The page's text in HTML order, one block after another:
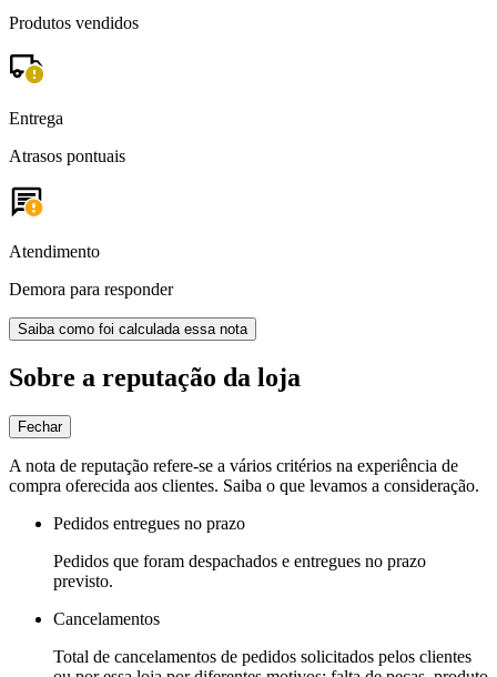
Produtos vendidos
Entrega
Atrasos pontuais
Atendimento
Demora para responder
Saiba como foi calculada essa nota
Sobre a reputação da loja
Fechar
A nota de reputação refere-se a vários critérios na experiência de
compra oferecida aos clientes. Saiba o que levamos a consideração.
Pedidos entregues no prazo
Pedidos que foram despachados e entregues no prazo
previsto.
Cancelamentos
Total de cancelamentos de pedidos solicitados pelos clientes